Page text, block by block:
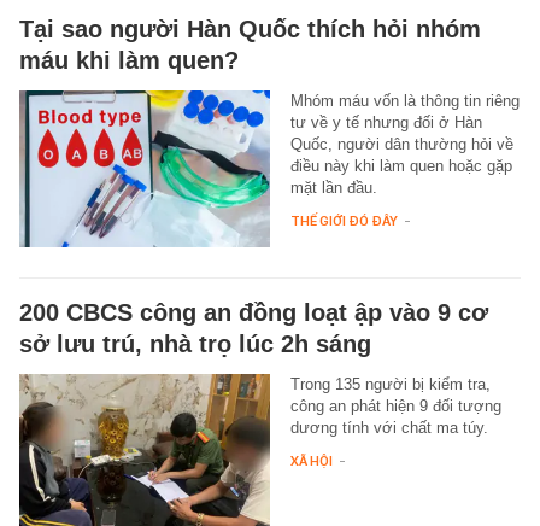
Tại sao người Hàn Quốc thích hỏi nhóm
máu khi làm quen?
Mhóm máu vốn là thông tin riêng
tư về y tế nhưng đối ở Hàn
Quốc, người dân thường hỏi về
điều này khi làm quen hoặc gặp
mặt lần đầu.
THẾ GIỚI ĐÓ ĐÂY -
200 CBCS công an đồng loạt ập vào 9 cơ
sở lưu trú, nhà trọ lúc 2h sáng
Trong 135 người bị kiểm tra,
công an phát hiện 9 đối tượng
dương tính với chất ma túy.
XÃ HỘI -